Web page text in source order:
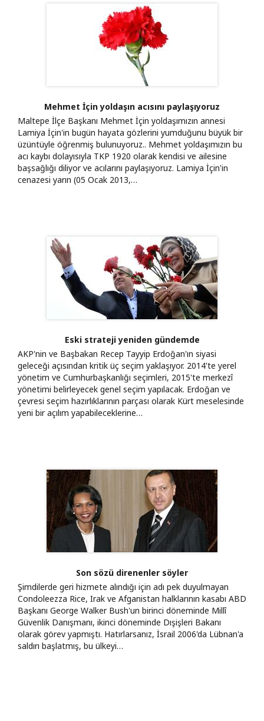
Mehmet İçin yoldaşın acısını paylaşıyoruz
Maltepe İlçe Başkanı Mehmet İçin yoldaşımızın annesi
Lamiya İçin'in bugün hayata gözlerini yumduğunu büyük bir
üzüntüyle öğrenmiş bulunuyoruz.. Mehmet yoldaşımızın bu
acı kaybı dolayısıyla TKP 1920 olarak kendisi ve ailesine
başsağlığı diliyor ve acılarını paylaşıyoruz. Lamiya İçin'in
cenazesi yarın (05 Ocak 2013,…
Eski strateji yeniden gündemde
AKP'nin ve Başbakan Recep Tayyip Erdoğan'ın siyasi
geleceği açısından kritik üç seçim yaklaşıyor. 2014'te yerel
yönetim ve Cumhurbaşkanlığı seçimleri, 2015'te merkezî
yönetimi belirleyecek genel seçim yapılacak. Erdoğan ve
çevresi seçim hazırlıklarının parçası olarak Kürt meselesinde
yeni bir açılım yapabileceklerine…
Son sözü direnenler söyler
Şimdilerde geri hizmete alındığı için adı pek duyulmayan
Condoleezza Rice, Irak ve Afganistan halklarının kasabı ABD
Başkanı George Walker Bush'un birinci döneminde Millî
Güvenlik Danışmanı, ikinci döneminde Dışişleri Bakanı
olarak görev yapmıştı. Hatırlarsanız, İsrail 2006'da Lübnan'a
saldırı başlatmış, bu ülkeyi…